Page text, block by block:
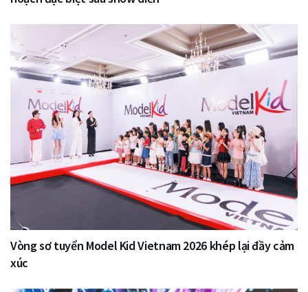
Vòng sơ tuyển Model Kid Vietnam 2026 khép lại đầy cảm
xúc